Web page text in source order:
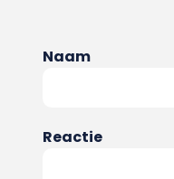
Naam
Reactie